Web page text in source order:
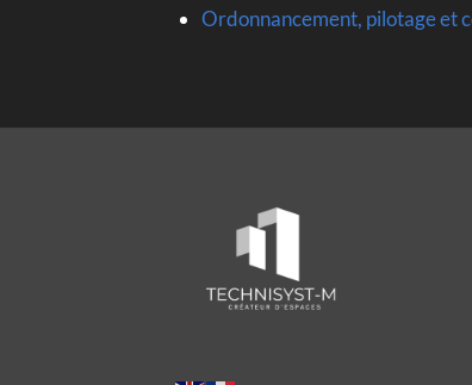
Ordonnancement, pilotage et